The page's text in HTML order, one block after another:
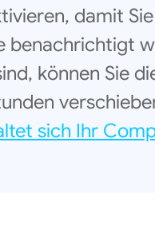
damit
benachrichtigt
können Sie
sich Ihr